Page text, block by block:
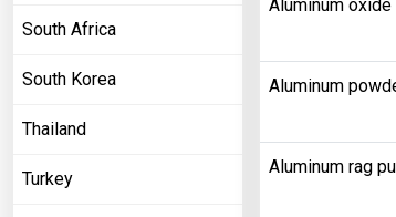
South Africa
South Korea
Thailand
Turkey